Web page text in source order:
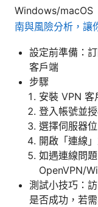
Windows/macOS
南與風險分析，讓
設定前準備：
客戶端
步驟
安裝 VPN 客
登入帳號並
選擇伺服器
開啟「連線
如遇連線問
OpenVPN/
測試小技巧：
是否成功，若